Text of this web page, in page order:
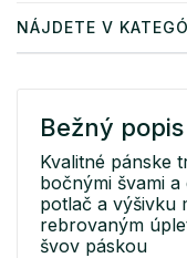
NÁJDETE V
Bežný popis
Kvalitné pánske
bočnými švami
potlač a výšivku
rebrovaným
švov páskou